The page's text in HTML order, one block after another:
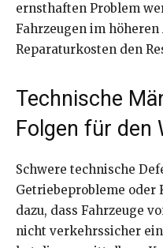
ernsthaften Problem
Fahrzeugen im
Reparaturkosten den
Technische
Folgen für den
Schwere technische
Getriebeprobleme oder
dazu, dass Fahrzeuge
nicht verkehrssicher